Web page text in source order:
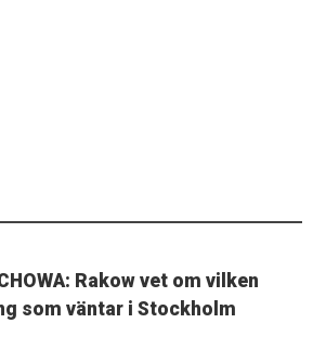
Rakow vet om vilken
som väntar i Stockholm